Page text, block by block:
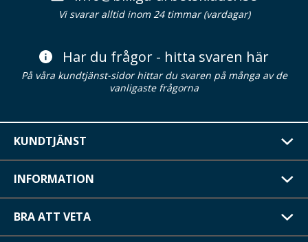
Vi svarar alltid inom 24 timmar (vardagar)
Har du frågor - hitta svaren här
På våra kundtjänst-sidor hittar du svaren på många av de
vanligaste frågorna
KUNDTJÄNST
INFORMATION
BRA ATT VETA